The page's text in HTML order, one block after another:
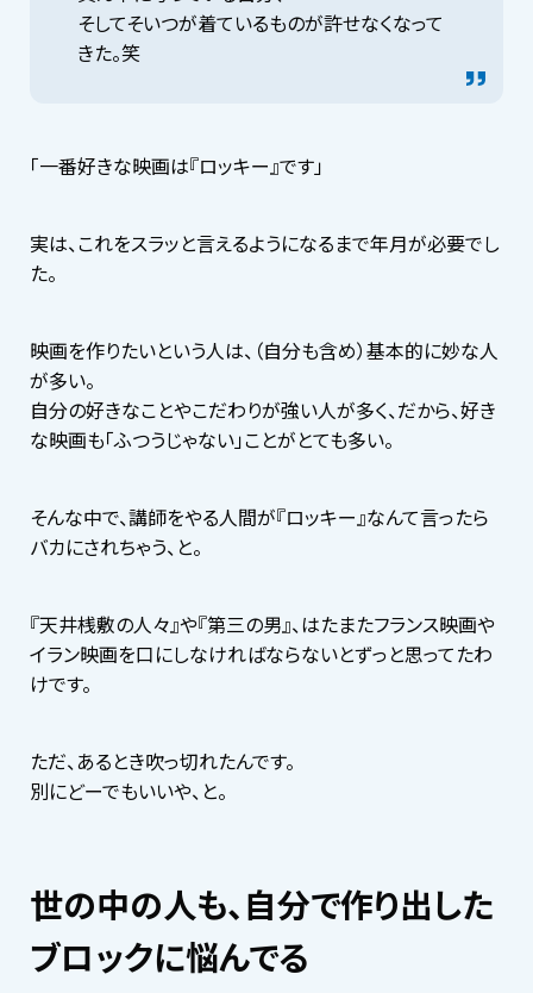
そしてそいつが着ているものが許せなくなって
きた。笑
「一番好きな映画は『ロッキー』です」
実は、これをスラッと言えるようになるまで年月が必要でし
た。
映画を作りたいという人は、（自分も含め）基本的に妙な人
が多い。
自分の好きなことやこだわりが強い人が多く、だから、好き
な映画も「ふつうじゃない」ことがとても多い。
そんな中で、講師をやる人間が『ロッキー』なんて言ったら
バカにされちゃう、と。
『天井桟敷の人々』や『第三の男』、はたまたフランス映画や
イラン映画を口にしなければならないとずっと思ってたわ
けです。
ただ、あるとき吹っ切れたんです。
別にどーでもいいや、と。
世の中の人も、自分で作り出した
ブロックに悩んでる